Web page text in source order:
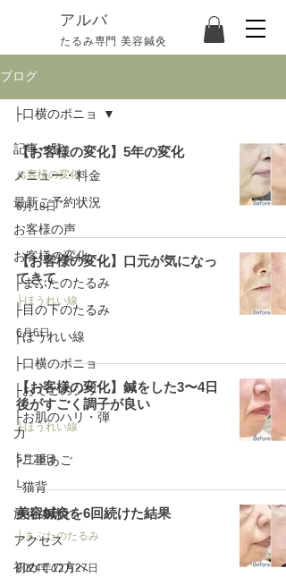
​アルバ
たるみ専門 美容鍼灸
ブログ
記事一覧
メニュー・料金
最新ご予約状況
お客様の声
お客様の変化
├まぶたのたるみ
├目の下のたるみ
├ほうれい線
├口横のポニョ
├おでこのシワ
├お肌のハリ・弾
力
├二重あご
└猫背
施術の流れ
アクセス
初めての方へ
├口横のポニョ
【お客様の変化】5年の変化
お客様の変化
6月18日
【お客様の変化】口元が気になっ
てきて
├ほうれい線
6月6日
【お客様の変化】鍼をした3〜4日
後がすごく調子が良い
├ほうれい線
5月28日
美容鍼灸を6回続けた結果
├まぶたのたるみ
2024年12月27日